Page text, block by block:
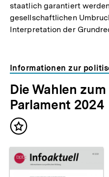
staatlich garantiert
gesellschaftlichen
Interpretation der
Informationen zur
Die Wahlen
Parlament 2024
Inhalt